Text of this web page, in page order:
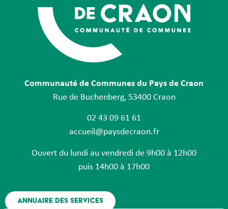
Communauté de Communes du Pays de Craon
Rue de Buchenberg, 53400 Craon
02 43 09 61 61
accueil@paysdecraon.fr
Ouvert du lundi au vendredi de 9h00 à 12h00
puis 14h00 à 17h00
Annuaire des services